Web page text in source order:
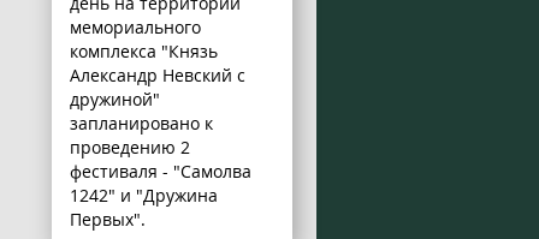
мемориального
комплекса "Князь
Александр Невский с
дружиной"
запланировано к
проведению 2
фестиваля - "Самолва
1242" и "Дружина
Первых".